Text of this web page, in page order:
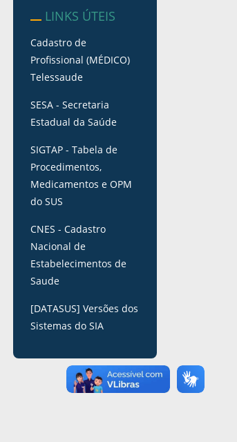
LINKS ÚTEIS
Cadastro de
Profissional (MÉDICO)
Telessaude
SESA - Secretaria
Estadual da Saúde
SIGTAP - Tabela de
Procedimentos,
Medicamentos e OPM
do SUS
CNES - Cadastro
Nacional de
Estabelecimentos de
Saude
[DATASUS] Versões dos
Sistemas do SIA